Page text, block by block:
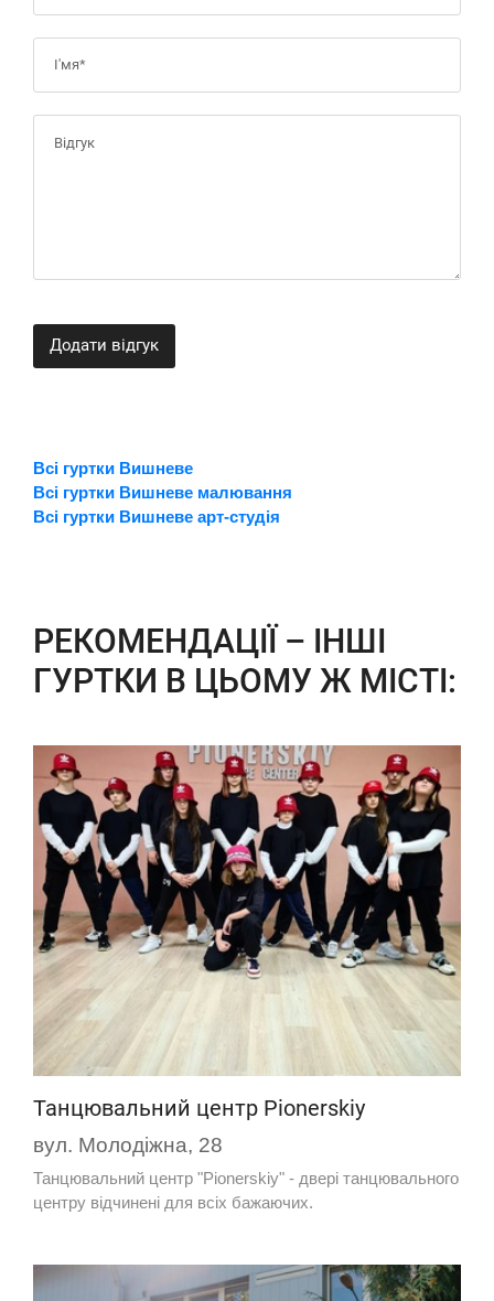
Додати відгук
Всі гуртки Вишневе
Всі гуртки Вишневе малювання
Всі гуртки Вишневе арт-студія
РЕКОМЕНДАЦІЇ – ІНШІ
ГУРТКИ В ЦЬОМУ Ж МІСТІ:
Танцювальний центр Pionerskiy
вул. Молодіжна, 28
Танцювальний центр "Pionerskiy" - двері танцювального
центру відчинені для всіх бажаючих.